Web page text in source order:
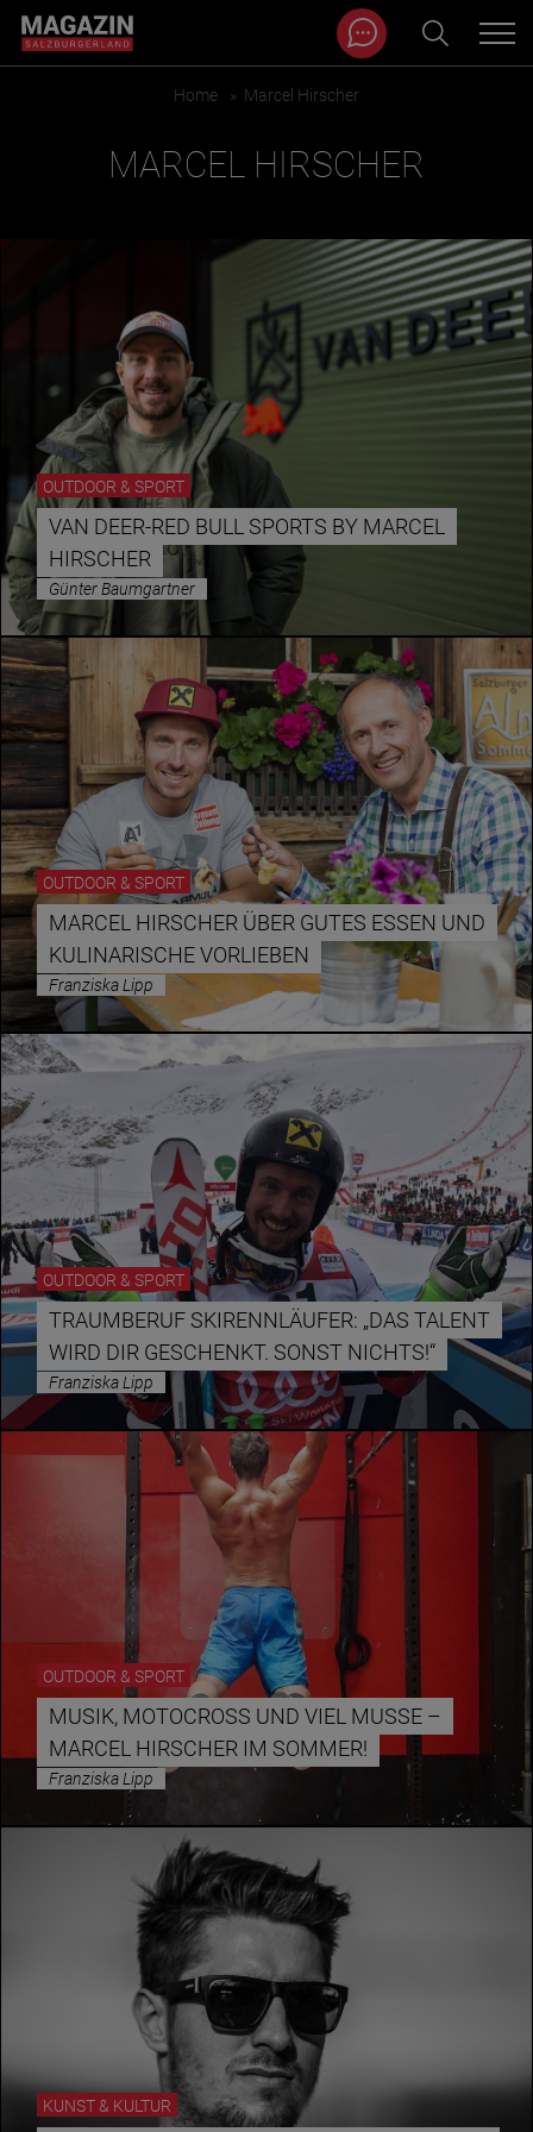
BEITRÄGE IN MEINER NÄHE ANZEIGEN
KATEGORIEN
Essen & Trinken
Outdoor & Sport
Gesundheit
Nachhaltigkeit
Sehenswürdig
Kunst & Kultur
Brauchtum
Lifestyle
Hotel & Reise
Archiv
BEITRÄGE NACH MONAT
Jänner
Februar
März
April
Mai
Juni
August
September
Magazin durchsuchen...
Home » Marcel Hirscher
MARCEL HIRSCHER
OUTDOOR & SPORT
VAN DEER-RED BULL SPORTS BY MARCEL
HIRSCHER
Günter Baumgartner
OUTDOOR & SPORT
MARCEL HIRSCHER ÜBER GUTES ESSEN UND
KULINARISCHE VORLIEBEN
Franziska Lipp
OUTDOOR & SPORT
TRAUMBERUF SKIRENNLÄUFER: „DAS TALENT
WIRD DIR GESCHENKT. SONST NICHTS!“
Franziska Lipp
OUTDOOR & SPORT
MUSIK, MOTOCROSS UND VIEL MUSSE – M
ARCEL HIRSCHER IM SOMMER!
Franziska Lipp
KUNST & KULTUR